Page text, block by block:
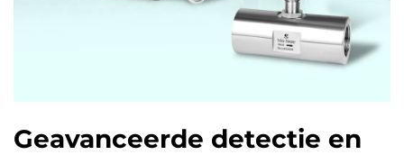
Geavanceerde detectie en